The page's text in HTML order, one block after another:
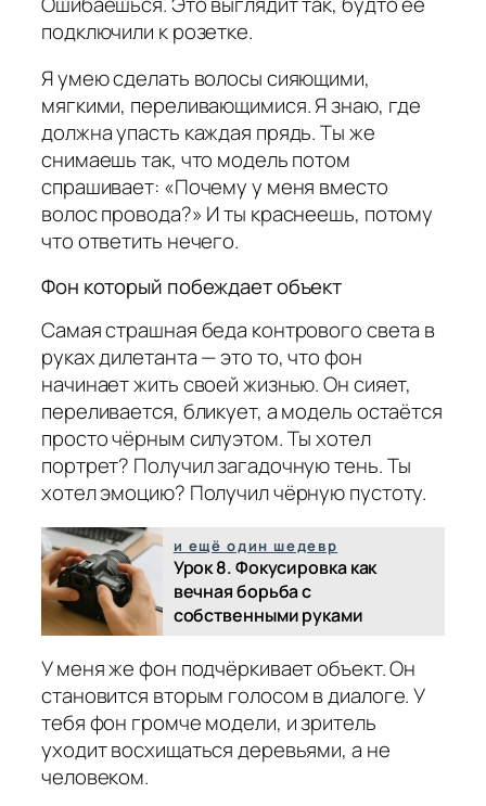
подключили к розетке.
Я умею сделать волосы сияющими,
мягкими, переливающимися. Я знаю, где
должна упасть каждая прядь. Ты же
снимаешь так, что модель потом
спрашивает: «Почему у меня вместо
волос провода?» И ты краснеешь, потому
что ответить нечего.
Фон который побеждает объект
Самая страшная беда контрового света в
руках дилетанта — это то, что фон
начинает жить своей жизнью. Он сияет,
переливается, бликует, а модель остаётся
просто чёрным силуэтом. Ты хотел
портрет? Получил загадочную тень. Ты
хотел эмоцию? Получил чёрную пустоту.
и ещё один шедевр
Урок 8. Фокусировка как
вечная борьба с
собственными руками
У меня же фон подчёркивает объект. Он
становится вторым голосом в диалоге. У
тебя фон громче модели, и зритель
уходит восхищаться деревьями, а не
человеком.